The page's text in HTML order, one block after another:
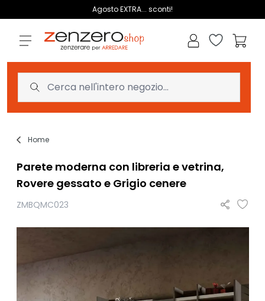
Agosto EXTRA... sconti!
Lista dei
Home
Parete moderna con libreria e vetrina,
Rovere gessato e Grigio cenere
ZMBQMC023